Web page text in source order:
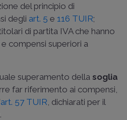
del principio di
degli art. 5 e 116 TUIR;
di partita IVA che hanno
compensi superiori a
superamento della soglia
far riferimento ai compensi,
art. 57 TUIR , dichiarati per il